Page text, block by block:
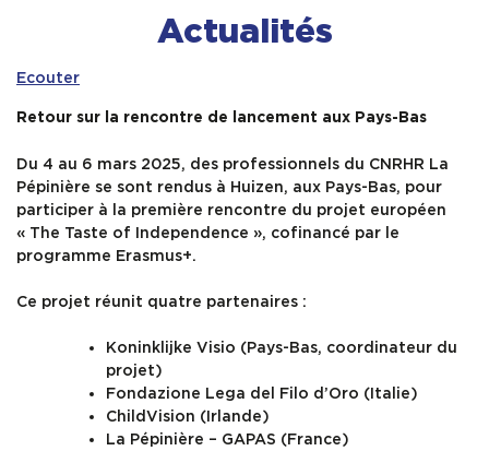
Actualités
Ecouter
Retour sur la rencontre de lancement aux Pays-Bas
Du 4 au 6 mars 2025, des professionnels du CNRHR La
Pépinière se sont rendus à Huizen, aux Pays-Bas, pour
participer à la première rencontre du projet européen
« The Taste of Independence », cofinancé par le
programme Erasmus+.
Ce projet réunit quatre partenaires :
Koninklijke Visio (Pays-Bas, coordinateur du
projet)
Fondazione Lega del Filo d’Oro (Italie)
ChildVision (Irlande)
La Pépinière – GAPAS (France)